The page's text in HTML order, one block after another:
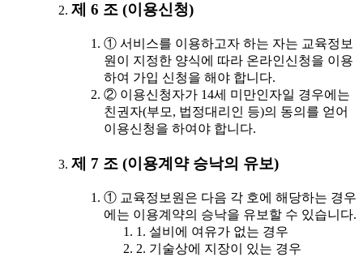
제 6 조 (이용신청)
① 서비스를 이용하고자 하는 자는 교육정보
원이 지정한 양식에 따라 온라인신청을 이용
하여 가입 신청을 해야 합니다.
② 이용신청자가 14세 미만인자일 경우에는
친권자(부모, 법정대리인 등)의 동의를 얻어
이용신청을 하여야 합니다.
제 7 조 (이용계약 승낙의 유보)
① 교육정보원은 다음 각 호에 해당하는 경우
에는 이용계약의 승낙을 유보할 수 있습니다.
1. 설비에 여유가 없는 경우
2. 기술상에 지장이 있는 경우